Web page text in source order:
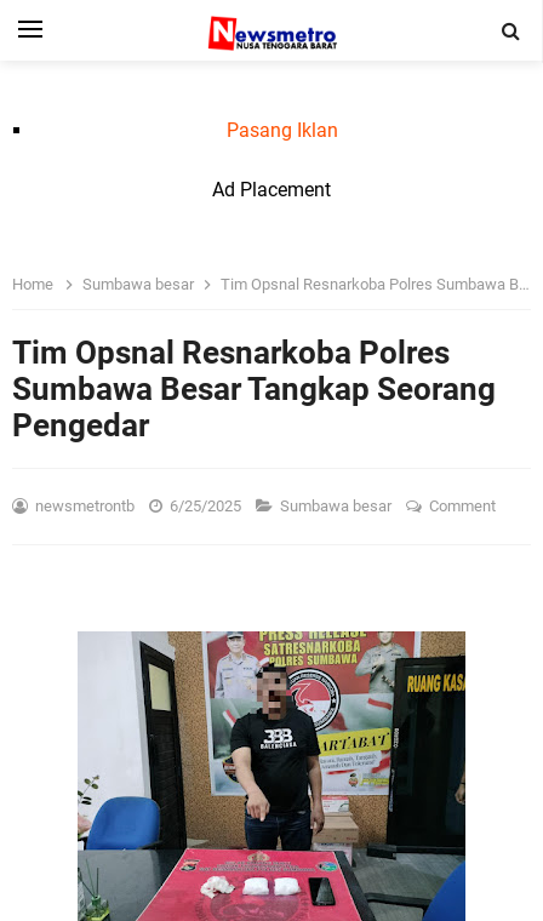
Pasang Iklan
Ad Placement
Home Sumbawa besar Tim Opsnal Resnarkoba Polres Sumbawa Besar Tangkap Seorang Pengedar
Tim Opsnal Resnarkoba Polres
Sumbawa Besar Tangkap Seorang
Pengedar
newsmetrontb 6/25/2025 Sumbawa besar Comment